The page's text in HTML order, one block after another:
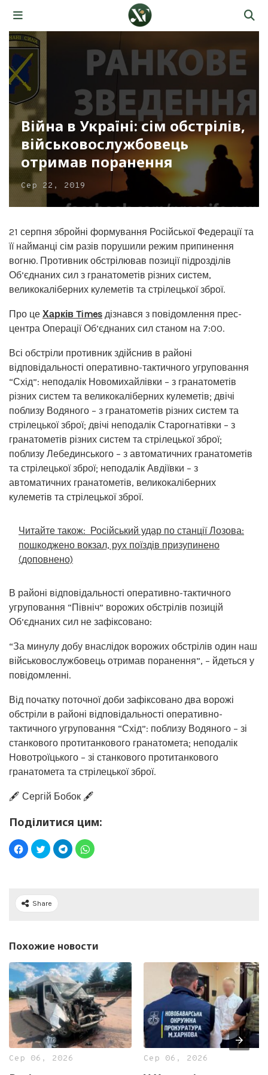
Війна в Україні: сім обстрілів,
військовослужбовець
отримав поранення
Сер 22, 2019
21 серпня збройні формування Російської Федерації та
її найманці сім разів порушили режим припинення
вогню. Противник обстрілював позиції підрозділів
Об’єднаних сил з гранатометів різних систем,
великокаліберних кулеметів та стрілецької зброї.
Про це Харків Times дізнався з повідомлення прес-
центра Операції Об’єднаних сил станом на 7:00.
Всі обстріли противник здійснив в районі
відповідальності оперативно-тактичного угруповання
“Схід”: неподалік Новомихайлівки – з гранатометів
різних систем та великокаліберних кулеметів; двічі
поблизу Водяного – з гранатометів різних систем та
стрілецької зброї; двічі неподалік Старогнатівки – з
гранатометів різних систем та стрілецької зброї;
поблизу Лебединського – з автоматичних гранатометів
та стрілецької зброї; неподалік Авдіївки – з
автоматичних гранатометів, великокаліберних
кулеметів та стрілецької зброї.
Читайте також: Російський удар по станції Лозова:
пошкоджено вокзал, рух поїздів призупинено
(доповнено)
В районі відповідальності оперативно-тактичного
угруповання “Північ” ворожих обстрілів позицій
Об’єднаних сил не зафіксовано:
“За минулу добу внаслідок ворожих обстрілів один наш
військовослужбовець отримав поранення”, – йдеться у
повідомленні.
Від початку поточної доби зафіксовано два ворожі
обстріли в районі відповідальності оперативно-
тактичного угруповання “Схід”: поблизу Водяного – зі
станкового протитанкового гранатомета; неподалік
Новотроїцького – зі станкового протитанкового
гранатомета та стрілецької зброї.
🖋️ Сергій Бобок 🖋️
Поділитися цим:
Share
Похожие новости
Сер 06, 2026 Сер 06, 2026